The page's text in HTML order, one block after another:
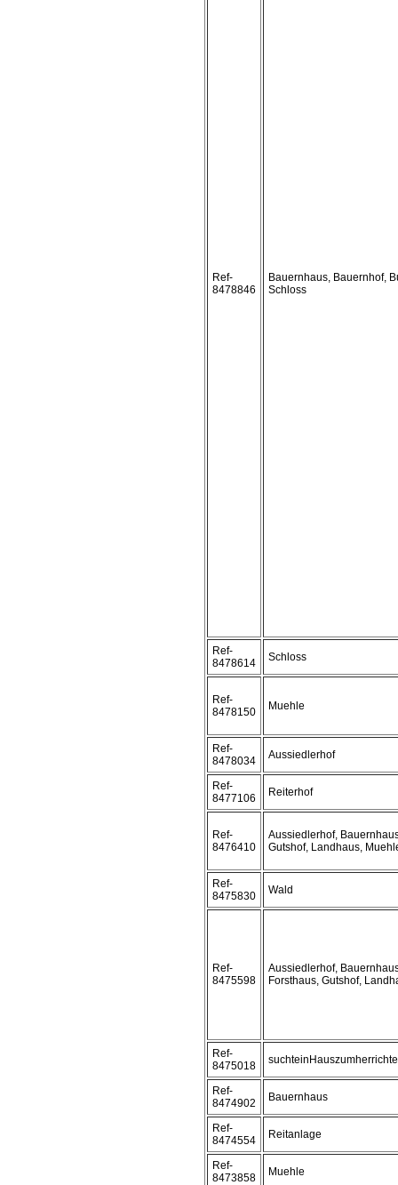
Ref-
8478846
Bauernhaus, Bauernhof,
Schloss
Ref-
8478614
Schloss
Ref-
8478150
Muehle
Ref-
8478034
Aussiedlerhof
Ref-
8477106
Reiterhof
Ref-
8476410
Aussiedlerhof,
Gutshof, Landhaus,
Ref-
8475830
Wald
Ref-
8475598
Aussiedlerhof,
Forsthaus, Gutshof,
Ref-
8475018
Ref-
8474902
Bauernhaus
Ref-
8474554
Reitanlage
Ref-
8473858
Muehle